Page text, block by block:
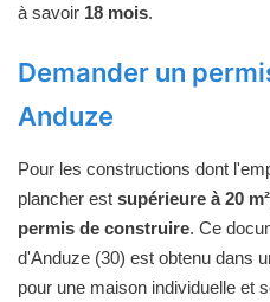
à savoir 18 mois.
Demander un
Anduze
Pour les constructions dont
plancher est supérieure à 20 m²
permis de construire. Ce
d'Anduze (30) est obtenu dans
pour une maison individuelle et